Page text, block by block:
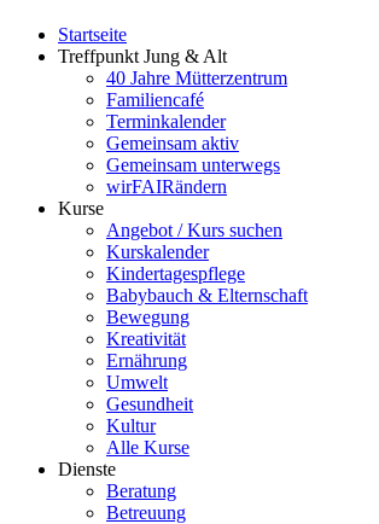
Startseite
Treffpunkt Jung & Alt
40 Jahre Mütterzentrum
Familiencafé
Terminkalender
Gemeinsam aktiv
Gemeinsam unterwegs
wirFAIRändern
Kurse
Angebot / Kurs suchen
Kurskalender
Kindertagespflege
Babybauch & Elternschaft
Bewegung
Kreativität
Ernährung
Umwelt
Gesundheit
Kultur
Alle Kurse
Dienste
Beratung
Betreuung